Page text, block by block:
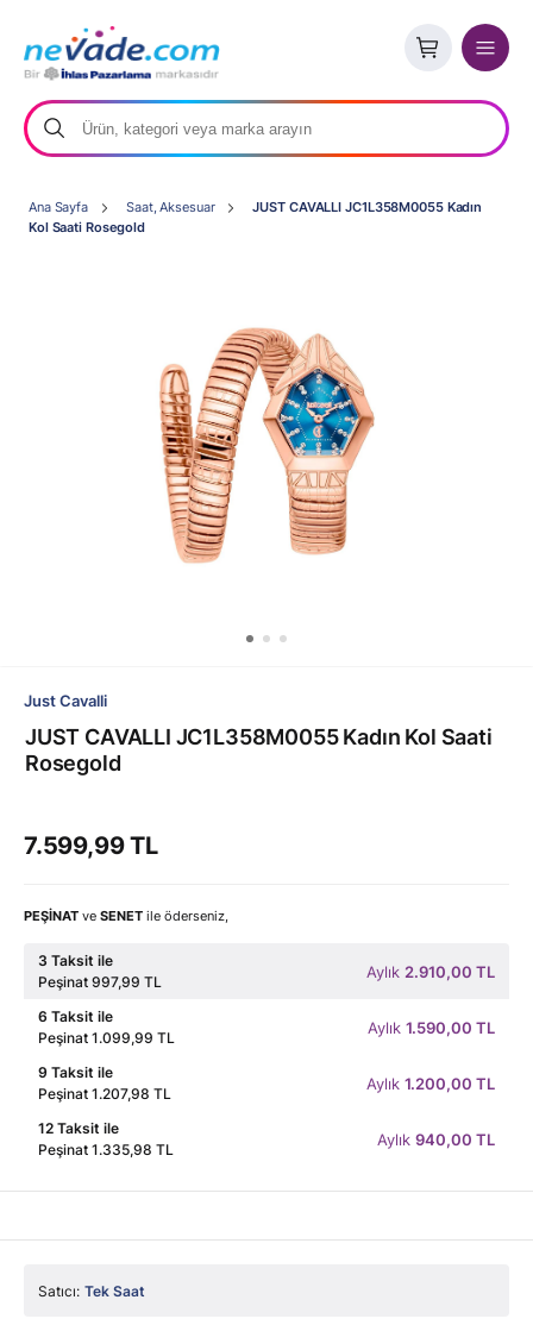
Ana Sayfa Saat, Aksesuar
JUST CAVALLI JC1L358M0055 Kadın
Kol Saati Rosegold
Just Cavalli
JUST CAVALLI JC1L358M0055 Kadın Kol Saati
Rosegold
7.599,99 TL
PEŞİNAT ve SENET ile öderseniz,
3 Taksit ile
Peşinat 997,99 TL
Aylık 2.910,00 TL
6 Taksit ile
Peşinat 1.099,99 TL
Aylık 1.590,00 TL
9 Taksit ile
Peşinat 1.207,98 TL
Aylık 1.200,00 TL
12 Taksit ile
Peşinat 1.335,98 TL
Aylık 940,00 TL
Satıcı: Tek Saat